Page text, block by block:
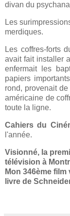
divan du
Les
merdiques.
Les coffres-forts
avait fait installer
enfermait les
papiers
rond, provenait
américaine de
toute la ligne.
Cahiers du
l'année.
Visionné, la
télévision à
Mon 346ème
livre de